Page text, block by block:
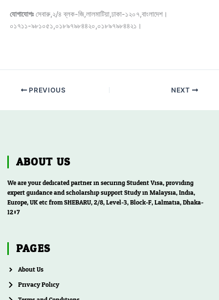
যোগাযোগঃ সেবারু,২/৪ ব্লক-জি,লালমাটিয়া,ঢাকা-১২০৭,বাংলাদেশ।
০১৭১১-৯৮১০৫১,০১৮৯৭৯৮৪৪২০,০১৮৯৭৯৮৪৪২১।
PREVIOUS NEXT
ABOUT US
We are your dedicated partner in securing Student Visa, providing
expert guidance and scholarship support Study in Malaysia, India,
Europe, UK etc from SHEBARU, 2/8, Level-3, Block-F, Lalmatia, Dhaka-
1207
PAGES
About Us
Privacy Policy